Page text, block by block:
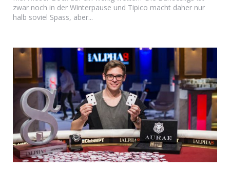
zwar noch in der Winterpause und Tipico macht daher nur
halb soviel Spass, aber...